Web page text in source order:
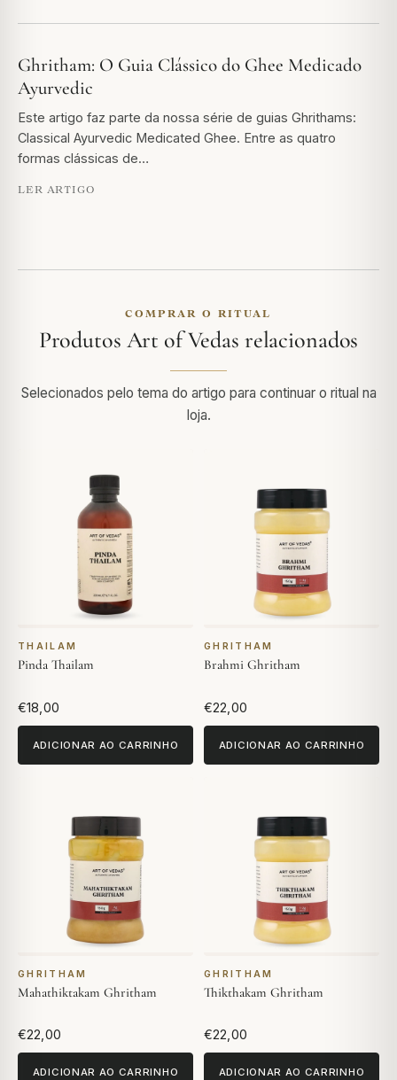
Ghritham: O Guia Clássico do Ghee Medicado
Ayurvedic
Este artigo faz parte da nossa série de guias Ghrithams:
Classical Ayurvedic Medicated Ghee. Entre as quatro
formas clássicas de…
LER ARTIGO
COMPRAR O RITUAL
Produtos Art of Vedas relacionados
Selecionados pelo tema do artigo para continuar o ritual na
loja.
THAILAM
Pinda Thailam
€18,00
ADICIONAR AO CARRINHO
GHRITHAM
Brahmi Ghritham
€22,00
ADICIONAR AO CARRINHO
GHRITHAM
Mahathiktakam Ghritham
€22,00
ADICIONAR AO CARRINHO
GHRITHAM
Thikthakam Ghritham
€22,00
ADICIONAR AO CARRINHO